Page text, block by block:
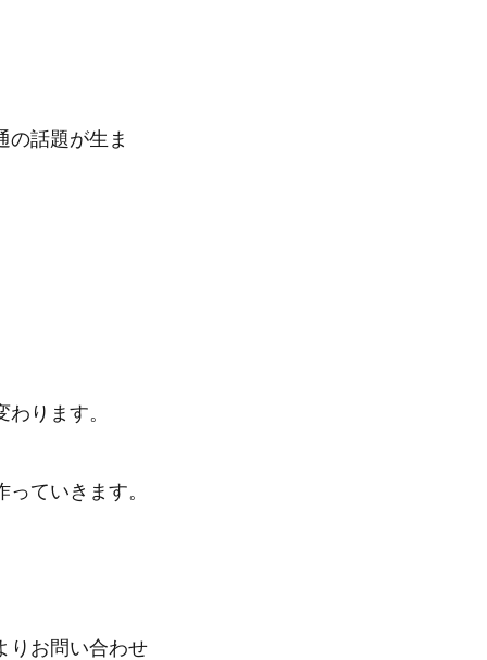
の話題が生ま
ります。
ていきます。
りお問い合わせ